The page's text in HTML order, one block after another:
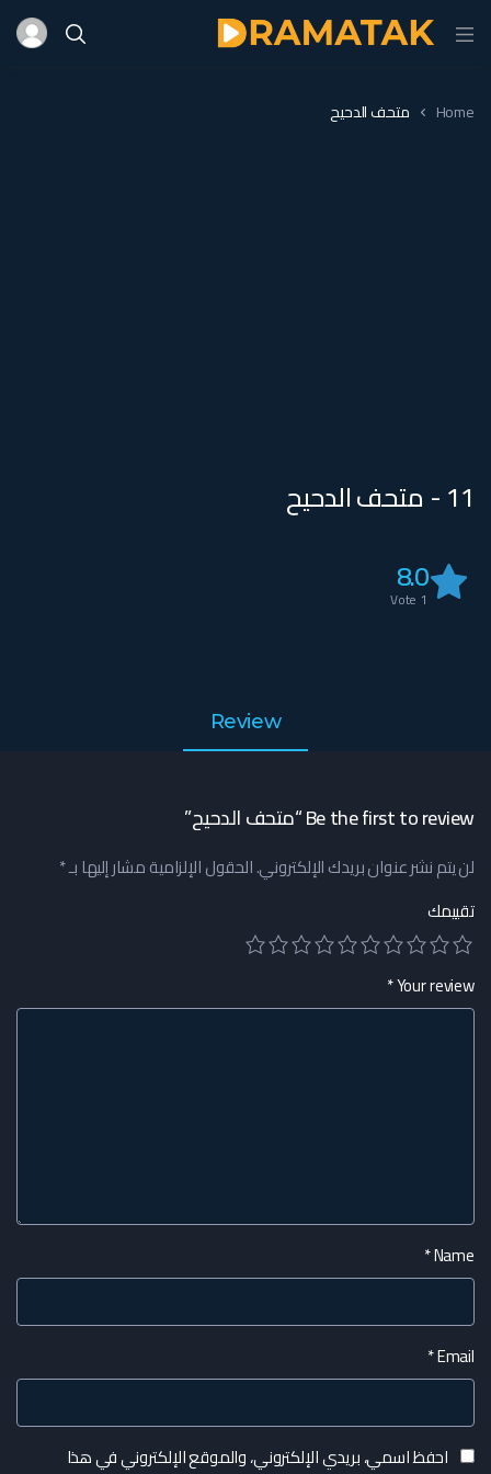
Home متحف الدحيح
11 - متحف الدحيح
8.0
1
Review
Be the first to review “متحف الدحيح”
لن يتم نشر عنوان بريدك الإلكتروني.الحقول الإلزامية مشار إليها بـ*
تقييمك
Your review
*
Name
*
Email
*
احفظ اسمي، بريدي الإلكتروني، والموقع الإلكتروني في هذا